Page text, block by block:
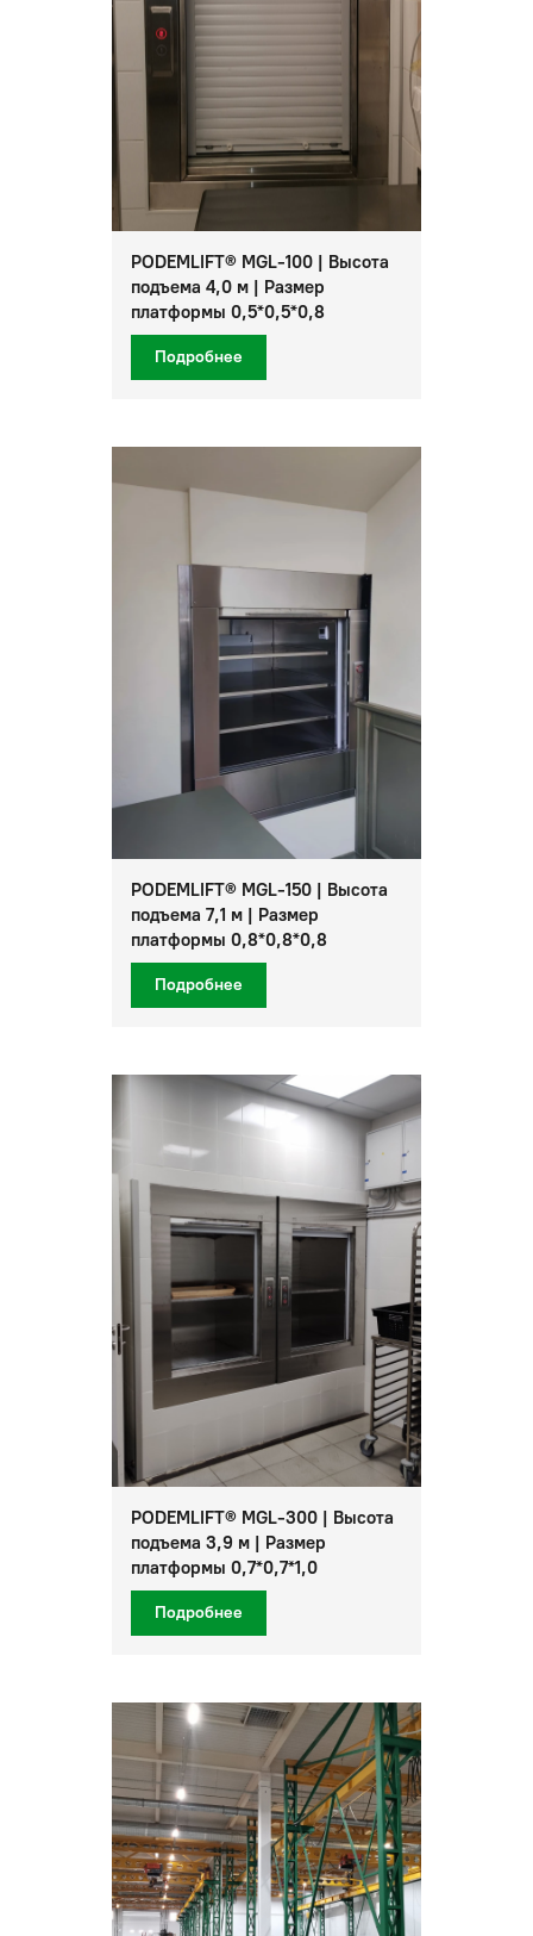
PODEMLIFT® MGL-100 | Высота
подъема 4,0 м | Размер
платформы 0,5*0,5*0,8
Подробнее
PODEMLIFT® MGL-150 | Высота
подъема 7,1 м | Размер
платформы 0,8*0,8*0,8
Подробнее
PODEMLIFT® MGL-300 | Высота
подъема 3,9 м | Размер
платформы 0,7*0,7*1,0
Подробнее